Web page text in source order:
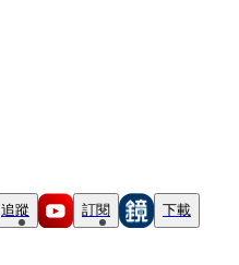
追蹤 訂閱 下載